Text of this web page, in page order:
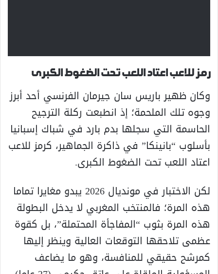
رمز للاعب اعتاد اللعب تحت الضغوط الكبرى
وكان ظهير باريس سان جيرمان الفرنسي أحد أبرز
وجوه تلك الملحمة؛ إذ انطبعت ركلة الترجيح
الحاسمة التي سجلها بدم بارد في شباك إسبانيا
بأسلوب “بانينكا” في ذاكرة الجماهير، كرمز للاعب
اعتاد اللعب تحت الضغوط الكبرى.
لكن الاختبار في مونديال 2026 يبدو مغايرا تماما
هذه المرة؛ فالمنتخب المغربي لا يدخل البطولة
هذه المرة بثوب “المفاجأة المحتملة”، بل كقوة
عظمى تلاحقها التوقعات العالية وينظر إليها
كمرشح حقيقي للمنافسة، وهو ما يضاعف